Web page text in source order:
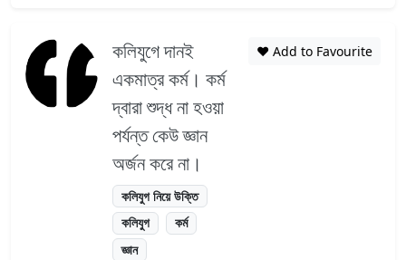
কলিযুগে দানই
একমাত্র কর্ম। কর্ম
দ্বারা শুদ্ধ না হওয়া
পর্যন্ত কেউ জ্ঞান
অর্জন করে না।
কলিযুগ নিয়ে উক্তি
কলিযুগ
কর্ম
জ্ঞান
❤️ Add to Favourite